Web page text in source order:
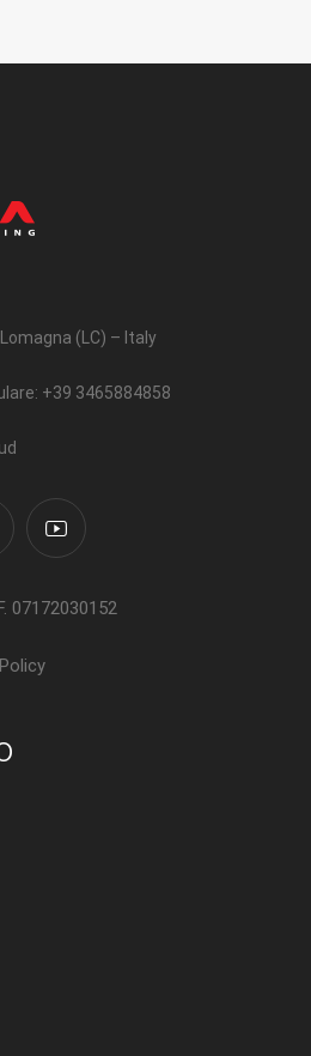
(LC) – Italy
+39 3465884858
07172030152